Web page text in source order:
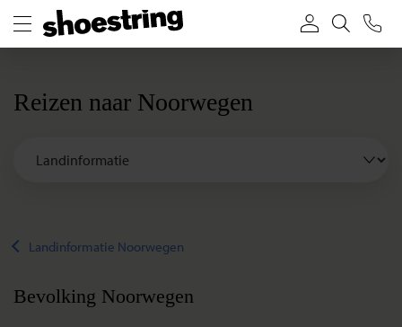
Reizen naar Noorwegen
Landinformatie Noorwegen
Bevolking Noorwegen